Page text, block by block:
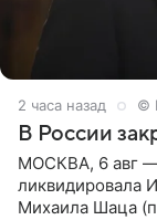
2 часа назад ©
В России
МОСКВА, 6 авг —
ликвидировала
Михаила Шаца